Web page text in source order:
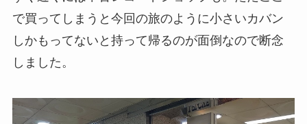
で買ってしまうと今回の旅のように小さいカバン
しかもってないと持って帰るのが面倒なので断念
しました。